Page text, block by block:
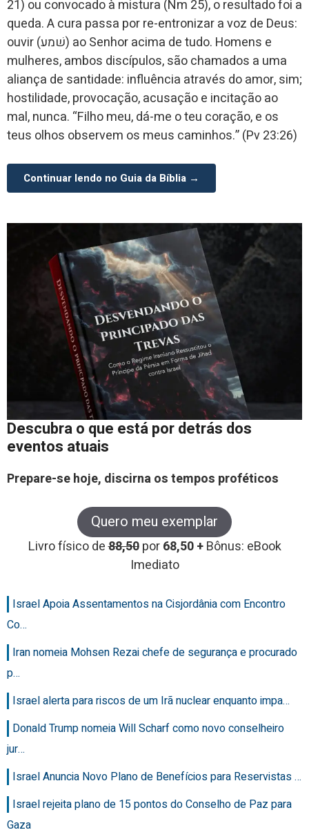
21) ou convocado à mistura (Nm 25), o resultado foi a
queda. A cura passa por re-entronizar a voz de Deus:
ouvir (שׁמע) ao Senhor acima de tudo. Homens e
mulheres, ambos discípulos, são chamados a uma
aliança de santidade: influência através do amor, sim;
hostilidade, provocação, acusação e incitação ao
mal, nunca. “Filho meu, dá-me o teu coração, e os
teus olhos observem os meus caminhos.” (Pv 23:26)
Continuar lendo no Guia da Bíblia →
Descubra o que está por detrás dos
eventos atuais
Prepare-se hoje, discirna os tempos proféticos
Quero meu exemplar
Livro físico de88,50 por68,50 +Bônus: eBook
Imediato
Israel Apoia Assentamentos na Cisjordânia com Encontro
Co…
Iran nomeia Mohsen Rezai chefe de segurança e procurado
p…
Israel alerta para riscos de um Irã nuclear enquanto impa…
Donald Trump nomeia Will Scharf como novo conselheiro
jur…
Israel Anuncia Novo Plano de Benefícios para Reservistas …
Israel rejeita plano de 15 pontos do Conselho de Paz para
Gaza